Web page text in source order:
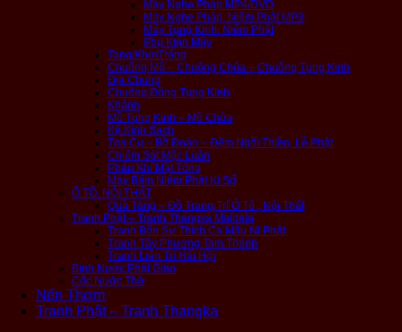
Máy Nghe Pháp MP4/DVD
Máy Nghe Pháp, Niệm Phật MP3
Máy Tụng Kinh, Niệm Phật
Phụ Kiện Máy
Tang/Khơ/Trống
Chuông Mõ – Chuông Chùa – Chuông Tụng Kinh
Địa Chung
Chuông Đồng Tụng Kinh
Khánh
Mõ Tụng Kinh – Mõ Chùa
Kệ Kinh Sách
Tọa Cụ – Bồ Đoàn – Đệm Ngồi Thiền, Lễ Phật
Chiêm Sát Mộc Luân
Pháp Khí Mật Tông
Máy Bấm Niệm Phật Kí Số
Ô TÔ, NỘI THẤT
Quà Tặng – Đồ Trang Trí Ô Tô , Nội Thất
Tranh Phật – Tranh Thangka Maldala
Tranh Bổn Sư Thích Ca Mâu Ni Phật
Tranh Tây Phương Tam Thánh
Tranh Liên Trì Hải Hội
Bình Nước Phật Giáo
Cốc Nước Thờ
Nến Thơm
Tranh Phật – Tranh Thangka